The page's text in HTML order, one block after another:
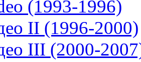
(1993-1996)
II (1996-2000)
III (2000-